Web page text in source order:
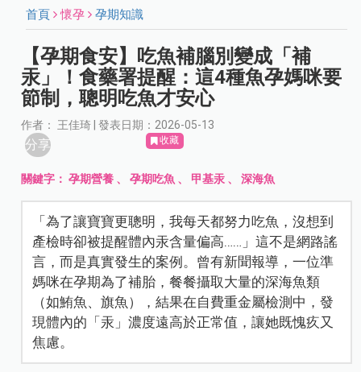
首頁 懷孕 孕期知識
【孕期食安】吃魚補腦別變成「補
汞」！食藥署提醒：這4種魚孕媽咪要
節制，聰明吃魚才安心
作者： 王佳琦 | 發表日期：2026-05-13
分享 收藏
關鍵字：孕期營養 、孕期吃魚 、 甲基汞 、深海魚
「為了讓寶寶更聰明，我每天都努力吃魚，沒想到
產檢時卻被提醒體內汞含量偏高……」這不是網路謠
言，而是真實發生的案例。曾有新聞報導，一位準
媽咪在孕期為了補胎，餐餐攝取大量的深海魚類
（如鮪魚、旗魚），結果在自費重金屬檢測中，發
現體內的「汞」濃度遠高於正常值，讓她既愧疚又
焦慮。